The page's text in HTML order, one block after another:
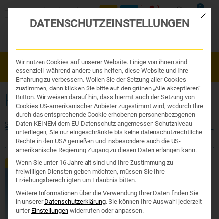
0
Organe & Organ Uhr
Traditionelle Medizin
Nahrungsergänzung
Kosmetik und Hygiene
Ihr Apotheker
Westend Online-Shop: Sicher, schnell und 24/7 für Sie da!
Gratisversand ab €50
HELICOBACTER BEHANDELN
Start/ Produkte verschlagwortet mit „Helicobacter behandeln“
FILTER ANZEIGEN
TCM
Mit
DATENSCHUTZEINSTELLUNGEN
Wir nutzen Cookies auf unserer Website. Einige von ihnen sind
essenziell, während andere uns helfen, diese Website und Ihre
Erfahrung zu verbessern. Wollen Sie der Setzung aller Cookies
zustimmen, dann klicken Sie bitte auf den grünen „Alle akzeptieren“
Button. Wir weisen darauf hin, dass hiermit auch der Setzung von
Cookies US-amerikanischer Anbieter zugestimmt wird, wodurch Ihre
durch das entsprechende Cookie erhobenen personenbezogenen
Daten KEINEM dem EU-Datenschutz angemessen Schutzniveau
unterliegen, Sie nur eingeschränkte bis keine datenschutzrechtliche
Rechte in den USA genießen und insbesondere auch die US-
amerikanische Regierung Zugang zu diesen Daten erlangen kann.
Wenn Sie unter 16 Jahre alt sind und Ihre Zustimmung zu
freiwilligen Diensten geben möchten, müssen Sie Ihre
Erziehungsberechtigten um Erlaubnis bitten.
Weitere Informationen über die Verwendung Ihrer Daten finden Sie
in unserer Datenschutzerklärung. Sie können Ihre Auswahl jederzeit
unter Einstellungen widerrufen oder anpassen.